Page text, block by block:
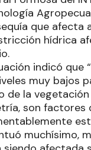
que afecta
hídrica
indicó que
muy bajos
de la
son factores
muchísimo,